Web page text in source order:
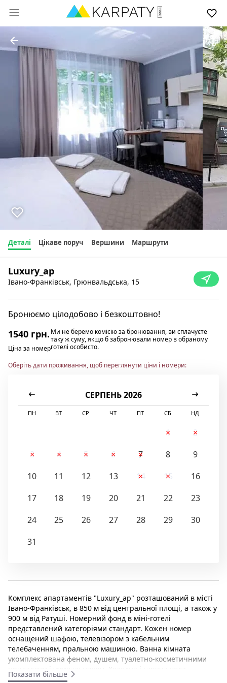
Деталі Цікаве поруч Вершини Маршрути
Luxury_ap
Івано-Франківськ, Грюнвальдська, 15
Бронюємо цілодобово і безкоштовно!
1540 грн.
Ціна за номер
Ми не беремо комісію за бронювання, ви сплачуєте
таку ж суму, якщо б забронювали номер в обраному
готелі особисто.
Оберіть дати проживання, щоб переглянути ціни і номери:
СЕРПЕНЬ 2026
ПН ВТ СР ЧТ ПТ СБ НД
1
2
3
4 5 6 7 8
9
10
11 12 13 14 15
16
17
18 19 20 21 22
23
24
25 26 27 28 29
30
31
Комплекс апартаментів "Luxury_ap" розташований в місті
Івано-Франківськ, в 850 м від центральної площі, а також у
900 м від Ратуші. Номерний фонд в міні-готелі
представлений категоріями стандарт. Кожен номер
оснащений шафою, телевізором з кабельним
телебаченням, пральною машиною. Ванна кімната
укомплектована феном, душем, туалетно-косметичними
приладдям і умивальником. Холодна і гаряча вода
подається цілодобово. До послуг гостей апартаментів
Показати більше